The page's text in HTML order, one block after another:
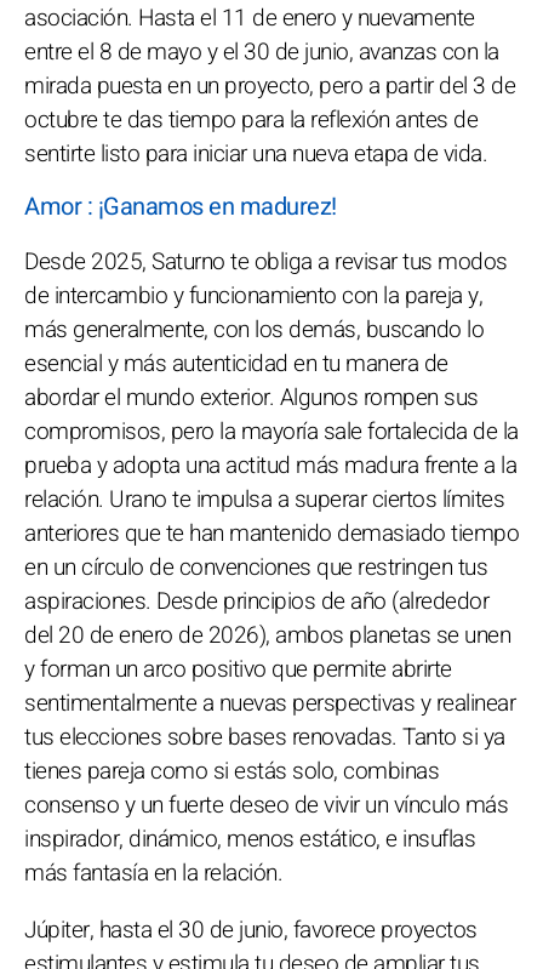
asociación. Hasta el 11 de enero y nuevamente
entre el 8 de mayo y el 30 de junio, avanzas con la
mirada puesta en un proyecto, pero a partir del 3 de
octubre te das tiempo para la reflexión antes de
sentirte listo para iniciar una nueva etapa de vida.
Amor : ¡Ganamos en madurez!
Desde 2025, Saturno te obliga a revisar tus modos
de intercambio y funcionamiento con la pareja y,
más generalmente, con los demás, buscando lo
esencial y más autenticidad en tu manera de
abordar el mundo exterior. Algunos rompen sus
compromisos, pero la mayoría sale fortalecida de la
prueba y adopta una actitud más madura frente a la
relación. Urano te impulsa a superar ciertos límites
anteriores que te han mantenido demasiado tiempo
en un círculo de convenciones que restringen tus
aspiraciones. Desde principios de año (alrededor
del 20 de enero de 2026), ambos planetas se unen
y forman un arco positivo que permite abrirte
sentimentalmente a nuevas perspectivas y realinear
tus elecciones sobre bases renovadas. Tanto si ya
tienes pareja como si estás solo, combinas
consenso y un fuerte deseo de vivir un vínculo más
inspirador, dinámico, menos estático, e insuflas
más fantasía en la relación.
Júpiter, hasta el 30 de junio, favorece proyectos